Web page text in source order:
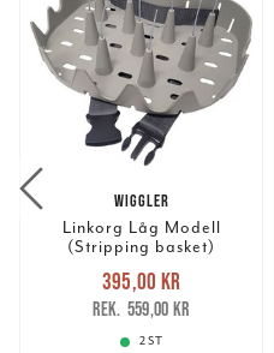
WIGGLER
Linkorg Låg Modell
(Stripping basket)
Nuvarande pris
395,00 krTidigare pris
559,00 kr
395,00 kr
559,00 kr
2 ST